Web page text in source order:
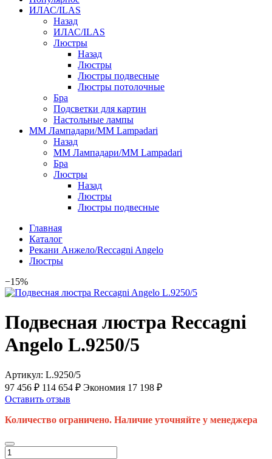
ИЛАС/ILAS
Назад
ИЛАС/ILAS
Люстры
Назад
Люстры
Люстры подвесные
Люстры потолочные
Бра
Подсветки для картин
Настольные лампы
ММ Лампадари/MM Lampadari
Назад
ММ Лампадари/MM Lampadari
Бра
Люстры
Назад
Люстры
Люстры подвесные
Главная
Каталог
Рекани Анжело/Reccagni Angelo
Люстры
−15%
Подвесная люстра Reccagni
Angelo L.9250/5
Артикул: L.9250/5
97 456 ₽ 114 654 ₽ Экономия 17 198 ₽
Оставить отзыв
Количество ограничено. Наличие уточняйте у менеджера